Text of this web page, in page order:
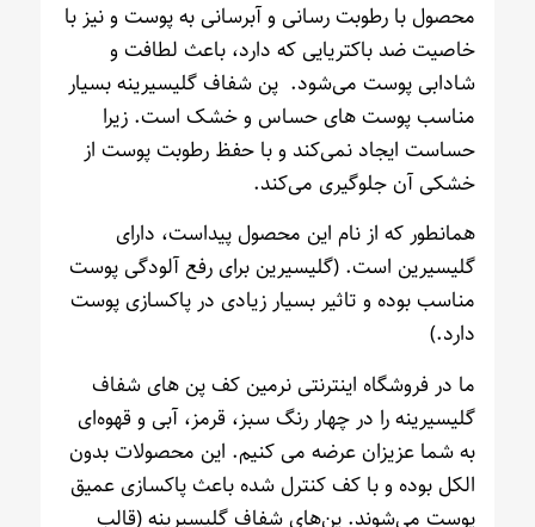
محصول با رطوبت رسانی و آبرسانی به پوست و نیز با
خاصیت ضد باکتریایی که دارد، باعث لطافت و
شادابی پوست می‌شود. پن شفاف گلیسیرینه بسیار
مناسب پوست های حساس و خشک است. زیرا
حساست ایجاد نمی‌کند و با حفظ رطوبت پوست از
خشکی آن جلوگیری می‌کند.
همانطور که از نام این محصول پیداست، دارای
گلیسیرین است. (گلیسیرین برای رفع آلودگی پوست
مناسب بوده و تاثیر بسیار زیادی در پاکسازی پوست
دارد.)
ما در فروشگاه اینترنتی نرمین کف پن های شفاف
گلیسیرینه را در چهار رنگ سبز، قرمز، آبی و قهوه‌ای
به شما عزیزان عرضه می کنیم. این محصولات بدون
الکل بوده و با کف کنترل شده باعث پاکسازی عمیق
پوست می‌شوند. پن‌های شفاف گلیسیرینه (قالب